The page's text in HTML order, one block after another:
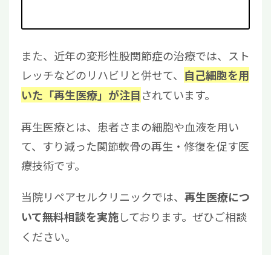
また、近年の変形性股関節症の治療では、スト
レッチなどのリハビリと併せて、 自己細胞を用
いた「再生医療」が注目されています。
再生医療とは、患者さまの細胞や血液を用い
て、すり減った関節軟骨の再生・修復を促す医
療技術です。
当院リペアセルクリニックでは、 再生医療につ
いて無料相談を実施しております。ぜひご相談
ください。